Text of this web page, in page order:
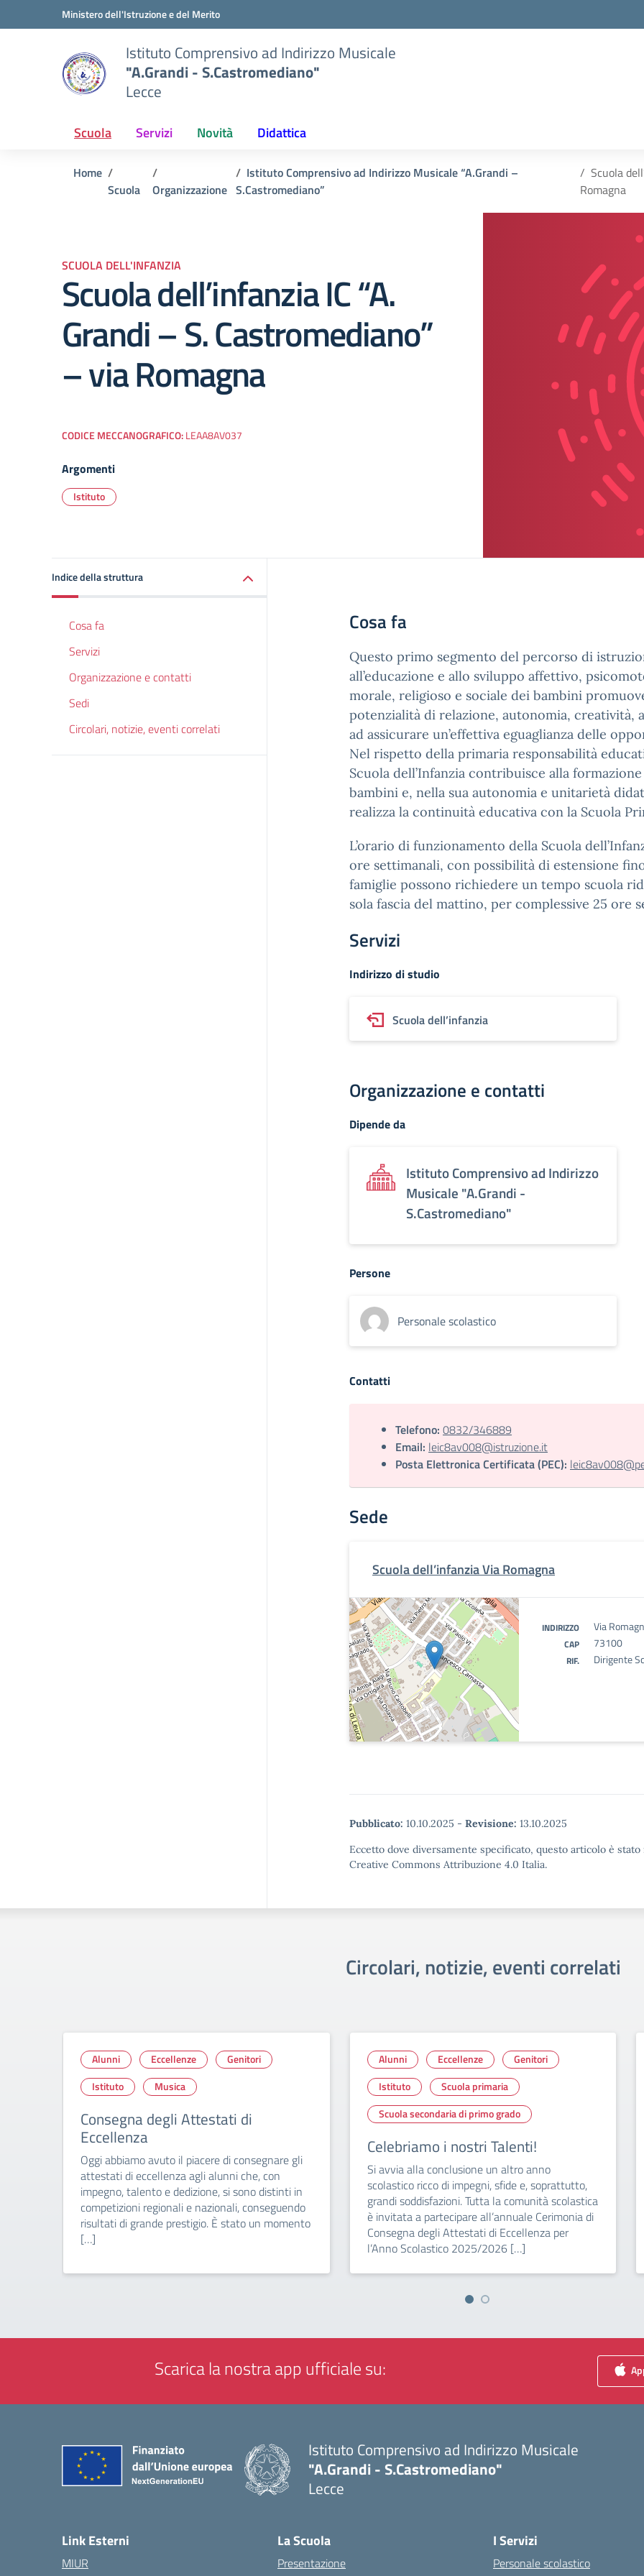
Vai ai contenuti
Vai al menu di navigazioneMinistero dell'Istruzione e del Merito
Istituto Comprensivo ad Indirizzo Musicale
"A.Grandi - S.Castromediano"
Lecce
Scuola Servizi Novità Didattica
Home
Scuola
Organizzazione
Istituto Comprensivo ad Indirizzo Musicale “A.Grandi –
S.Castromediano”
Scuola
Romagna
SCUOLA DELL'INFANZIA
Scuola dell’infanzia IC “A.
Grandi – S. Castromediano”
– via Romagna
CODICE MECCANOGRAFICO:LEAA8AV037
Argomenti
Istituto
Indice della struttura
Cosa fa
Servizi
Organizzazione e contatti
Sedi
Circolari, notizie, eventi correlati
Cosa fa
Questo primo segmento del percorso di
all’educazione e allo sviluppo affettivo,
morale, religioso e sociale dei bambini
potenzialità di relazione, autonomia, creatività,
ad assicurare un’effettiva eguaglianza delle
Nel rispetto della primaria responsabilità
Scuola dell’Infanzia contribuisce alla
bambini e, nella sua autonomia e unitarietà
realizza la continuità educativa con la Scuola
L’orario di funzionamento della Scuola
ore settimanali, con possibilità di estensione
famiglie possono richiedere un tempo scuola
sola fascia del mattino, per complessive 25 ore
Servizi
Indirizzo di studio
Scuola dell’infanzia
Organizzazione e contatti
Dipende da
Istituto Comprensivo ad Indirizzo
Musicale "A.Grandi -
S.Castromediano"
Persone
Personale scolastico
Contatti
Telefono: 0832/346889
Email: leic8av008@istruzione.it
Posta Elettronica Certificata (PEC):
Sede
Scuola dell’infanzia Via Romagna
INDIRIZZO Via
CAP 73100
RIF. Dirigente
Pubblicato: 10.10.2025 - Revisione: 13.10.2025
Eccetto dove diversamente specificato, questo articolo è
Creative Commons Attribuzione 4.0 Italia.
Circolari, notizie, eventi correlati
Alunni Eccellenze
Genitori
Istituto
Musica
Consegna degli Attestati di
Eccellenza
Oggi abbiamo avuto il piacere di consegnare gli
attestati di eccellenza agli alunni che, con
impegno, talento e dedizione, si sono distinti in
competizioni regionali e nazionali, conseguendo
risultati di grande prestigio. È stato un momento
[…]
Alunni Eccellenze
Genitori
Istituto
Scuola primaria
Scuola secondaria di primo grado
Celebriamo i nostri Talenti!
Si avvia alla conclusione un altro anno
scolastico ricco di impegni, sfide e, soprattutto,
grandi soddisfazioni. Tutta la comunità scolastica
è invitata a partecipare all’annuale Cerimonia di
Consegna degli Attestati di Eccellenza per
l’Anno Scolastico 2025/2026 […]
Scarica la nostra app ufficiale su:
Istituto Comprensivo ad Indirizzo Musicale
"A.Grandi - S.Castromediano"
Lecce
Link Esterni
MIUR
La Scuola
Presentazione
I Servizi
Personale scolastico